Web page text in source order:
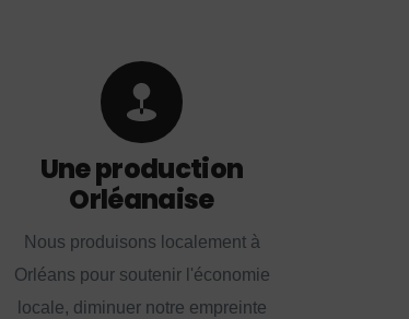
Une production
Orléanaise
Nous produisons localement à
Orléans pour soutenir l'économie
locale, diminuer notre empreinte